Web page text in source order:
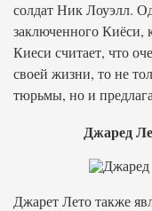
солдат Ник Лоуэлл.
заключенного Киёси,
Киеси считает, что
своей жизни, то не
тюрьмы, но и
Джаред
Джарет Лето также